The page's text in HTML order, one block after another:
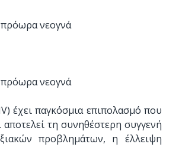
πρόωρα νεογνά
πρόωρα νεογνά
έχει παγκόσμια επιπολασμό που
τη συνηθέστερη συγγενή
προβλημάτων, η έλλειψη